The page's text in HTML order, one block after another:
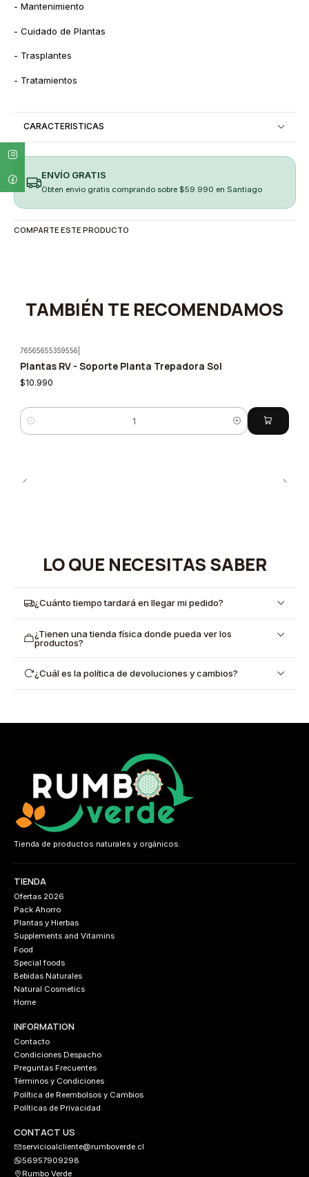
- Mantenimiento
- Cuidado de Plantas
- Trasplantes
- Tratamientos
CARACTERISTICAS
ENVÍO GRATIS
Obten envio gratis comprando sobre $59.990 en Santiago
COMPARTE ESTE PRODUCTO
TAMBIÉN TE RECOMENDAMOS
76565655359556
Plantas RV - Soporte Planta Trepadora Sol
$10.990
Quantity
LO QUE NECESITAS SABER
¿Cuánto tiempo tardará en llegar mi pedido?
¿Tienen una tienda física donde pueda ver los
productos?
¿Cuál es la política de devoluciones y cambios?
Tienda de productos naturales y orgánicos.
TIENDA
Ofertas 2026
Pack Ahorro
Plantas y Hierbas
Supplements and Vitamins
Food
Special foods
Bebidas Naturales
Natural Cosmetics
Home
INFORMATION
Contacto
Condiciones Despacho
Preguntas Frecuentes
Términos y Condiciones
Política de Reembolsos y Cambios
Políticas de Privacidad
CONTACT US
servicioalcliente@rumboverde.cl
56957909298
Rumbo Verde